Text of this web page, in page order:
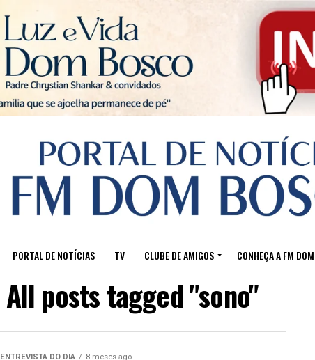
PORTAL DE NOTÍCIAS TV CLUBE DE AMIGOS CONHEÇA A FM
All posts tagged "sono"
ENTREVISTA DO DIA 8 meses ago
Sair da versão mobile